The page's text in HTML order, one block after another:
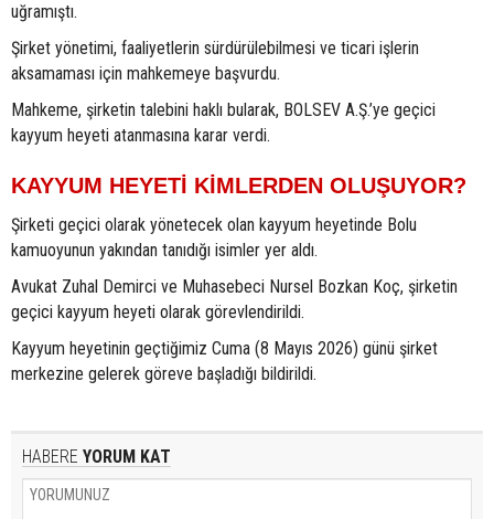
uğramıştı.
Şirket yönetimi, faaliyetlerin sürdürülebilmesi ve ticari işlerin
aksamaması için mahkemeye başvurdu.
Mahkeme, şirketin talebini haklı bularak, BOLSEV A.Ş.’ye geçici
kayyum heyeti atanmasına karar verdi.
KAYYUM HEYETİ KİMLERDEN OLUŞUYOR?
Şirketi geçici olarak yönetecek olan kayyum heyetinde Bolu
kamuoyunun yakından tanıdığı isimler yer aldı.
Avukat Zuhal Demirci ve Muhasebeci Nursel Bozkan Koç, şirketin
geçici kayyum heyeti olarak görevlendirildi.
Kayyum heyetinin geçtiğimiz Cuma (8 Mayıs 2026) günü şirket
merkezine gelerek göreve başladığı bildirildi.
HABERE YORUM KAT